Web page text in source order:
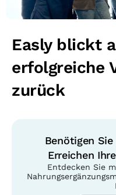
Easly blickt
erfolgreiche
zurück
Benötigen
Erreichen
Entdecken Sie